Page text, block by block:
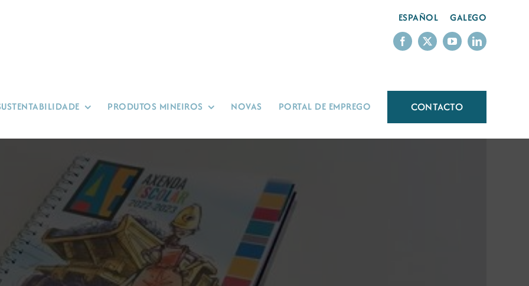
ESPAÑOL GALEGO
PRODUTOS MINEIROS NOVAS PORTAL DE EMPREGO CONTACTO